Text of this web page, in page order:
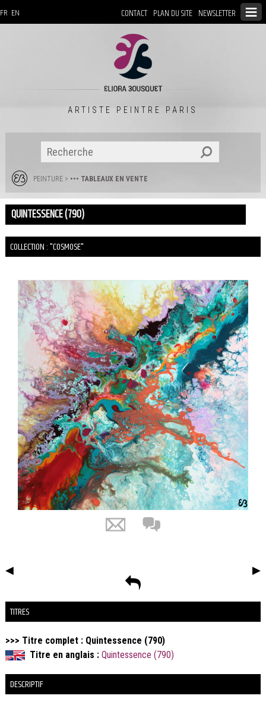
CONTACT PLAN DU SITE NEWSLETTER
FR EN
ARTISTE PEINTRE PARIS
PEINTURE> ••• TABLEAUX EN VENTE
QUINTESSENCE (790)
COLLECTION : "COSMOSE"
◀ ▶
TITRES
>>> Titre complet : Quintessence (790)
Titre en anglais : Quintessence (790)
DESCRIPTIF